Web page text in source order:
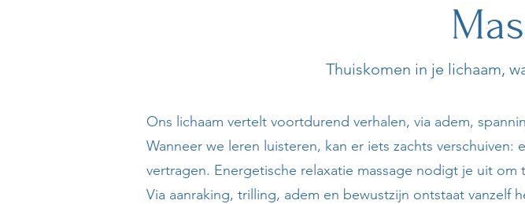
Thuiskomen in je lichaam,
Ons lichaam vertelt voortdurend verhalen, via adem,
Wanneer we leren luisteren, kan er iets zachts
vertragen. Energetische relaxatie massage nodigt je uit
Via aanraking, trilling, adem en bewustzijn ontstaat vanzelf